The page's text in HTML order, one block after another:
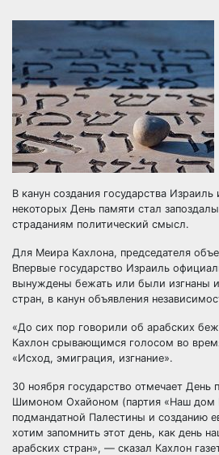
В канун создания государства
некоторых День памяти стал
страданиям политический смысл.
Для Меира Кахлона, председателя
Впервые государство Израиль
вынуждены бежать или были изгнаны
стран, в канун объявления
«До сих пор говорили об арабских
Кахлон срывающимся голосом во
«Исход, эмиграция, изгнание».
30 ноября государство отмечает
Шимоном Охайоном (партия «Наш дом
подмандатной Палестины и созданию
хотим запомнить этот день, как день
арабских стран», — сказал Кахлон